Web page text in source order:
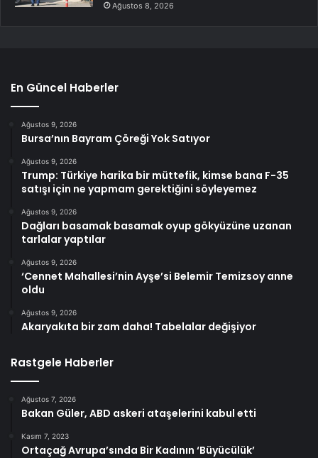
Ağustos 8, 2026
En Güncel Haberler
Ağustos 9, 2026
Bursa’nın Bayram Çöreği Yok Satıyor
Ağustos 9, 2026
Trump: Türkiye harika bir müttefik, kimse bana F-35
satışı için ne yapmam gerektiğini söyleyemez
Ağustos 9, 2026
Dağları basamak basamak oyup gökyüzüne uzanan
tarlalar yaptılar
Ağustos 9, 2026
‘Cennet Mahallesi’nin Ayşe’si Belemir Temizsoy anne
oldu
Ağustos 9, 2026
Akaryakıta bir zam daha! Tabelalar değişiyor
Rastgele Haberler
Ağustos 7, 2026
Bakan Güler, ABD askeri ataşelerini kabul etti
Kasım 7, 2023
Ortaçağ Avrupa’sında Bir Kadının ‘Büyücülük’